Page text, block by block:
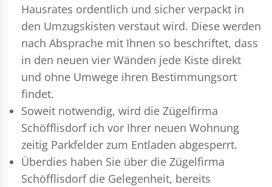
Hausrates ordentlich und sicher verpackt in
den Umzugskisten verstaut wird. Diese werden
nach Absprache mit Ihnen so beschriftet, dass
in den neuen vier Wänden jede Kiste direkt
und ohne Umwege ihren Bestimmungsort
findet.
Soweit notwendig, wird die Zügelfirma
Schöfflisdorf ich vor Ihrer neuen Wohnung
zeitig Parkfelder zum Entladen abgesperrt.
Überdies haben Sie über die Zügelfirma
Schöfflisdorf die Gelegenheit, bereits